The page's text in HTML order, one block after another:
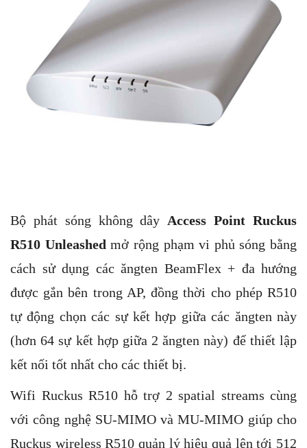
Bộ phát sóng không dây Access Point Ruckus
R510 Unleashed mở rộng phạm vi phủ sóng bằng
cách sử dụng các ăngten BeamFlex + đa hướng
được gắn bên trong AP, đồng thời cho phép R510
tự động chọn các sự kết hợp giữa các ăngten này
(hơn 64 sự kết hợp giữa 2 ăngten này) để thiết lập
kết nối tốt nhất cho các thiết bị.
Wifi Ruckus R510 hỗ trợ 2 spatial streams cùng
với công nghệ SU-MIMO và MU-MIMO giúp cho
Ruckus wireless R510 quản lý hiệu quả lên tới 512